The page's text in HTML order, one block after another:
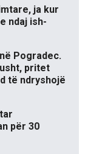
ja kur
ndaj ish-
Pogradec.
pritet
të ndryshojë
për 30